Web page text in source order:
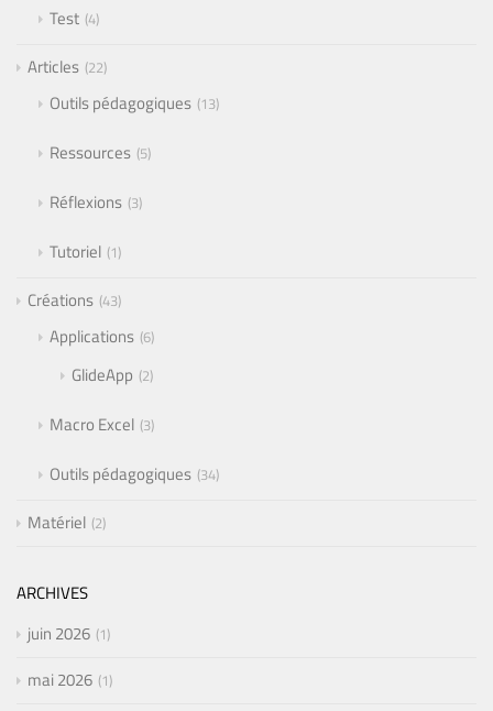
Test 4
Articles 22
Outils pédagogiques 13
Ressources 5
Réflexions 3
Tutoriel 1
Créations 43
Applications 6
GlideApp 2
Macro Excel 3
Outils pédagogiques 34
Matériel 2
ARCHIVES
juin 2026 1
mai 2026 1